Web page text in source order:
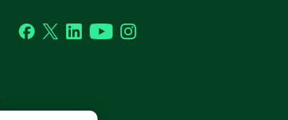
Facebook
TwitterLinkedInYouTubeInstagram